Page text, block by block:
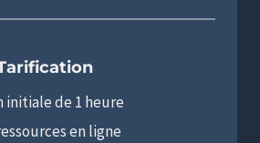
initiale de 1 heure
en ligne